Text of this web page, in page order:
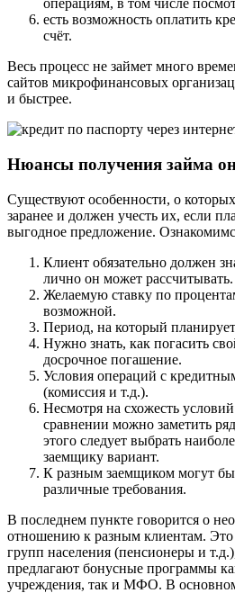
операциям, в том числе
есть возможность оплатить
счёт.
Весь процесс не займет много
сайтов микрофинансовых
и быстрее.
Нюансы получения займа
Существуют особенности, о
заранее и должен учесть их, если
выгодное предложение.
Клиент обязательно должен
лично он может рассчитывать.
Желаемую ставку по
возможной.
Период, на который
Нужно знать, как погасить
досрочное погашение.
Условия операций с
(комиссия и т.д.).
Несмотря на схожесть
сравнении можно заметить
этого следует выбрать
заемщику вариант.
К разным заемщиком могут
различные требования.
В последнем пункте говорится о
отношению к разным клиентам. Это
групп населения (пенсионеры и
предлагают бонусные программы
учреждения, так и МФО. В